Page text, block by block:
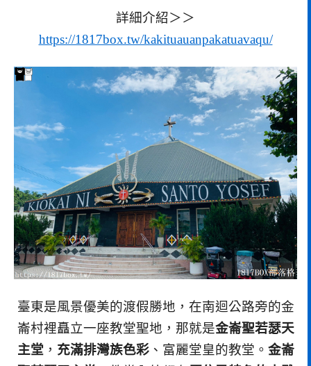
詳細介紹＞＞
https://1817box.tw/kakituauanpakatuavaqu/
臺東是風景優美的渡假勝地，在南迴公路旁的金
崙村裡矗立一座教堂聖地，那就是金崙聖若瑟天
主堂， 充滿排灣族色彩、富麗堂皇的教堂。 金崙